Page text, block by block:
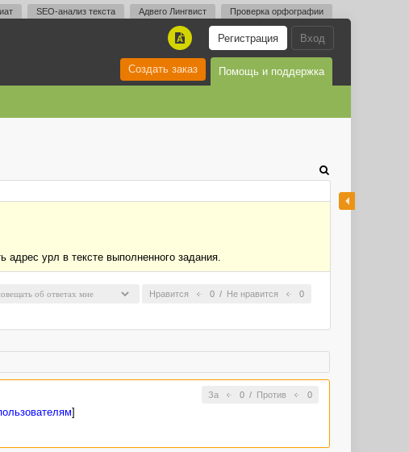
SEO-анализ текста Адвего Лингвист Проверка орфографии
Вход
Регистрация
A
Помощь и поддержка
Создать заказ
урл в тексте выполненного задания.
Нравится 0 / Не нравится 0
За 0/ Против 0
]